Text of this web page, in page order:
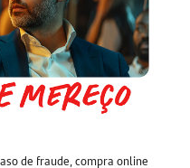
de fraude, compra online